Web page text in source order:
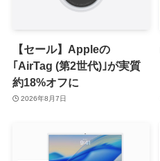
【セール】Appleの
｢AirTag (第2世代)｣が実質
約18%オフに
2026年8月7日